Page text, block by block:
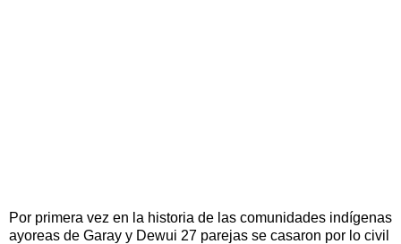
Por primera vez en la historia de las comunidades indígenas
ayoreas de Garay y Dewui 27 parejas se casaron por lo civil